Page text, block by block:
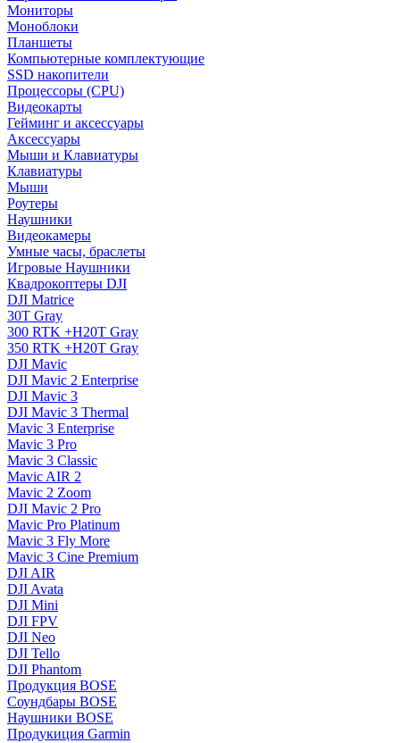
Мониторы
Моноблоки
Планшеты
Компьютерные комплектующие
SSD накопители
Процессоры (CPU)
Видеокарты
Гейминг и аксессуары
Аксессуары
Мыши и Клавиатуры
Клавиатуры
Мыши
Роутеры
Наушники
Видеокамеры
Умные часы, браслеты
Игровые Наушники
Квадрокоптеры DJI
DJI Matrice
30T Gray
300 RTK +H20T Gray
350 RTK +H20T Gray
DJI Mavic
DJI Mavic 2 Enterprise
DJI Mavic 3
DJI Mavic 3 Thermal
Mavic 3 Enterprise
Mavic 3 Pro
Mavic 3 Сlassic
Mavic AIR 2
Mavic 2 Zoom
DJI Mavic 2 Pro
Mavic Pro Platinum
Mavic 3 Fly More
Mavic 3 Cine Premium
DJI AIR
DJI Avata
DJI Mini
DJI FPV
DJI Neo
DJI Tello
DJI Phantom
Продукция BOSE
Соундбары BOSE
Наушники BOSE
Продукиция Garmin